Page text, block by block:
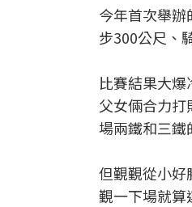
今年首次舉
步300公尺、
比賽結果大
父女倆合力
場兩鐵和三鐵
但覲覲從小好
覲一下場就算